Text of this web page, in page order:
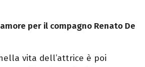
per il compagno Renato De
vita dell’attrice è poi